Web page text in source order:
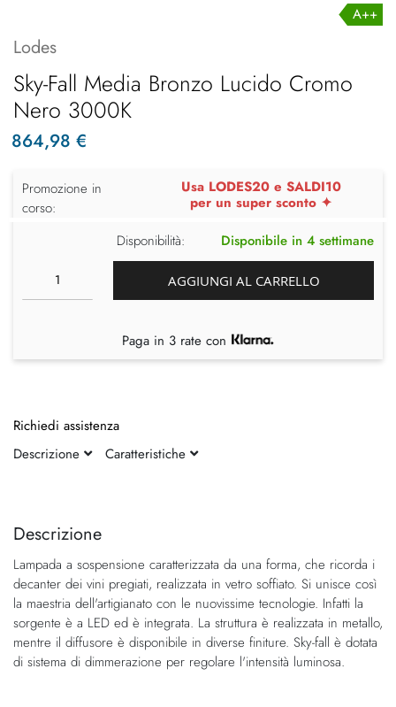
fine
galleria
di
immagini
della
di
immagini
Descrizione
Lampada a sospensione caratterizzata da una forma, che ricorda i
decanter dei vini pregiati, realizzata in vetro soffiato. Si unisce così
la maestria dell'artigianato con le nuovissime tecnologie. Infatti la
sorgente è a LED ed è integrata. La struttura è realizzata in metallo,
mentre il diffusore è disponibile in diverse finiture. Sky-fall è dotata
di sistema di dimmerazione per regolare l'intensità luminosa.
A++
Lodes
Sky-Fall Media Bronzo Lucido Cromo
Nero 3000K
864,98 €
Promozione in
corso:
Usa LODES20 e SALDI10
per un super sconto ✦
Disponibilità:
Disponibile in 4 settimane
AGGIUNGI AL CARRELLO
Paga in 3 rate con
Richiedi assistenza
Descrizione
Caratteristiche